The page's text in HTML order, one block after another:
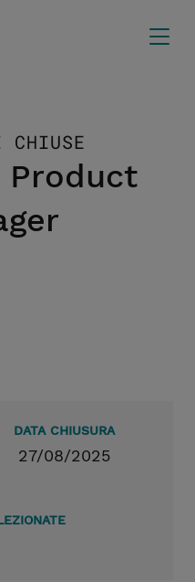
CHIUSE
Product
DATA CHIUSURA
27/08/2025